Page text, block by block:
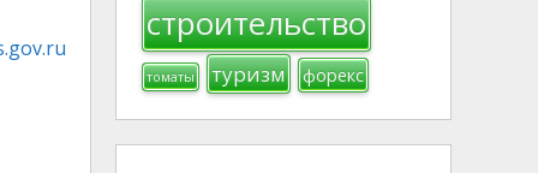
строительство
томаты туризм форекс